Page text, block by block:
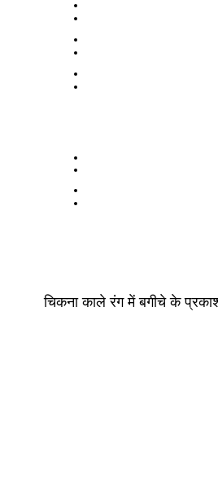
चिकना काले रंग में बगीचे के